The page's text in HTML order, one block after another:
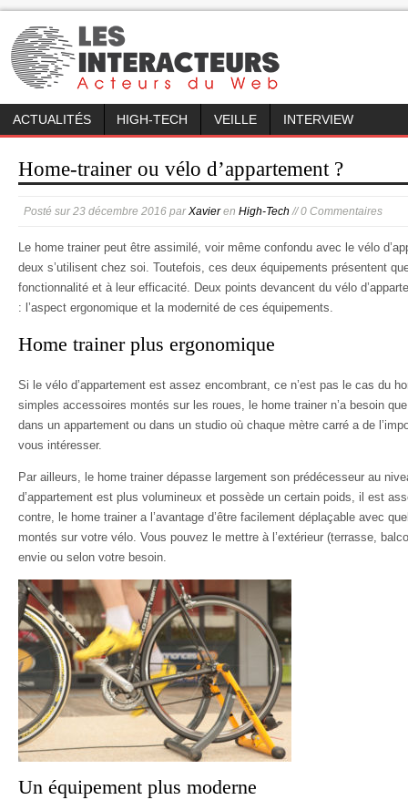
ACTUALITÉS HIGH-TECH VEILLE INTERVIEW
Home-trainer ou vélo d’appartement ?
Posté sur23 décembre 2016 parXavieren High-Tech // 0 Commentaires
Le home trainer peut être assimilé, voir même confondu avec le vélo
deux s’utilisent chez soi. Toutefois, ces deux équipements présentent
fonctionnalité et à leur efficacité. Deux points devancent du vélo
: l’aspect ergonomique et la modernité de ces équipements.
Home trainer plus ergonomique
Si le vélo d’appartement est assez encombrant, ce n’est pas le cas du
simples accessoires montés sur les roues, le home trainer n’a besoin
dans un appartement ou dans un studio où chaque mètre carré a de
vous intéresser.
Par ailleurs, le home trainer dépasse largement son prédécesseur au
d’appartement est plus volumineux et possède un certain poids, il est
contre, le home trainer a l’avantage d’être facilement déplaçable avec
montés sur votre vélo. Vous pouvez le mettre à l’extérieur (terrasse,
envie ou selon votre besoin.
Un équipement plus moderne